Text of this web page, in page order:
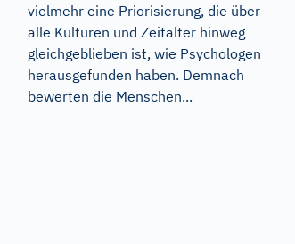
vielmehr eine Priorisierung, die über
alle Kulturen und Zeitalter hinweg
gleichgeblieben ist, wie Psychologen
herausgefunden haben. Demnach
bewerten die Menschen...